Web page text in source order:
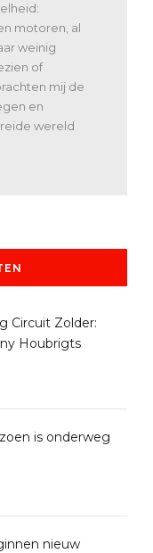
motoren, al
weinig
of
mij de
en
wereld
Circuit Zolder:
Houbrigts
is onderweg
nieuw